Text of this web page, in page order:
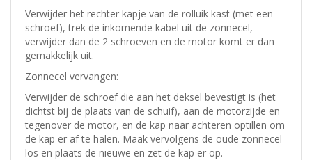
Verwijder het rechter kapje van de rolluik kast (met een
schroef), trek de inkomende kabel uit de zonnecel,
verwijder dan de 2 schroeven en de motor komt er dan
gemakkelijk uit.
Zonnecel vervangen:
Verwijder de schroef die aan het deksel bevestigt is (het
dichtst bij de plaats van de schuif), aan de motorzijde en
tegenover de motor, en de kap naar achteren optillen om
de kap er af te halen. Maak vervolgens de oude zonnecel
los en plaats de nieuwe en zet de kap er op.